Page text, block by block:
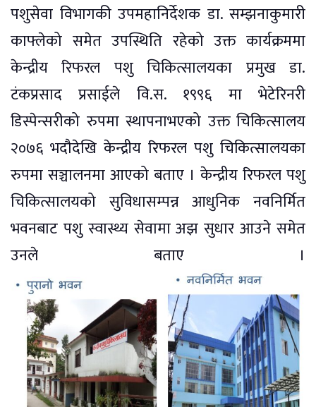
पशुसेवा विभागकी उपमहानिर्देशक डा. सम्झनाकुमारी
काफ्लेको समेत उपस्थिति रहेको उक्त कार्यक्रममा
केन्द्रीय रिफरल पशु चिकित्सालयका प्रमुख डा.
टंकप्रसाद प्रसाईले वि.स. १९९६ मा भेटेरिनरी
डिस्पेन्सरीको रुपमा स्थापनाभएको उक्त चिकित्सालय
२०७६ भदौदेखि केन्द्रीय रिफरल पशु चिकित्सालयका
रुपमा सञ्चालनमा आएको बताए । केन्द्रीय रिफरल पशु
चिकित्सालयको सुविधासम्पन्न आधुनिक नवनिर्मित
भवनबाट पशु स्वास्थ्य सेवामा अझ सुधार आउने समेत
उनले बताए ।